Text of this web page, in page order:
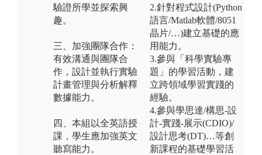
驗證所學並探索興
趣。
三、加強團隊合作：
有效溝通與團隊合
作，設計並執行實驗
計畫管理與分析解釋
數據能力。
四、本組以全英語授
課，學生應加強英文
聽寫能力。
2.針對程式設計(Python
語言/Matlab軟體/8051
晶片/…)建立基礎的應
用能力。
3.參與「科學實驗專
題」的學習活動，建
立跨領域學習實踐的
經驗。
4.參與學思達/構思-設
計-實踐-展示(CDIO)/
設計思考(DT)…等創
新課程的基礎學習活